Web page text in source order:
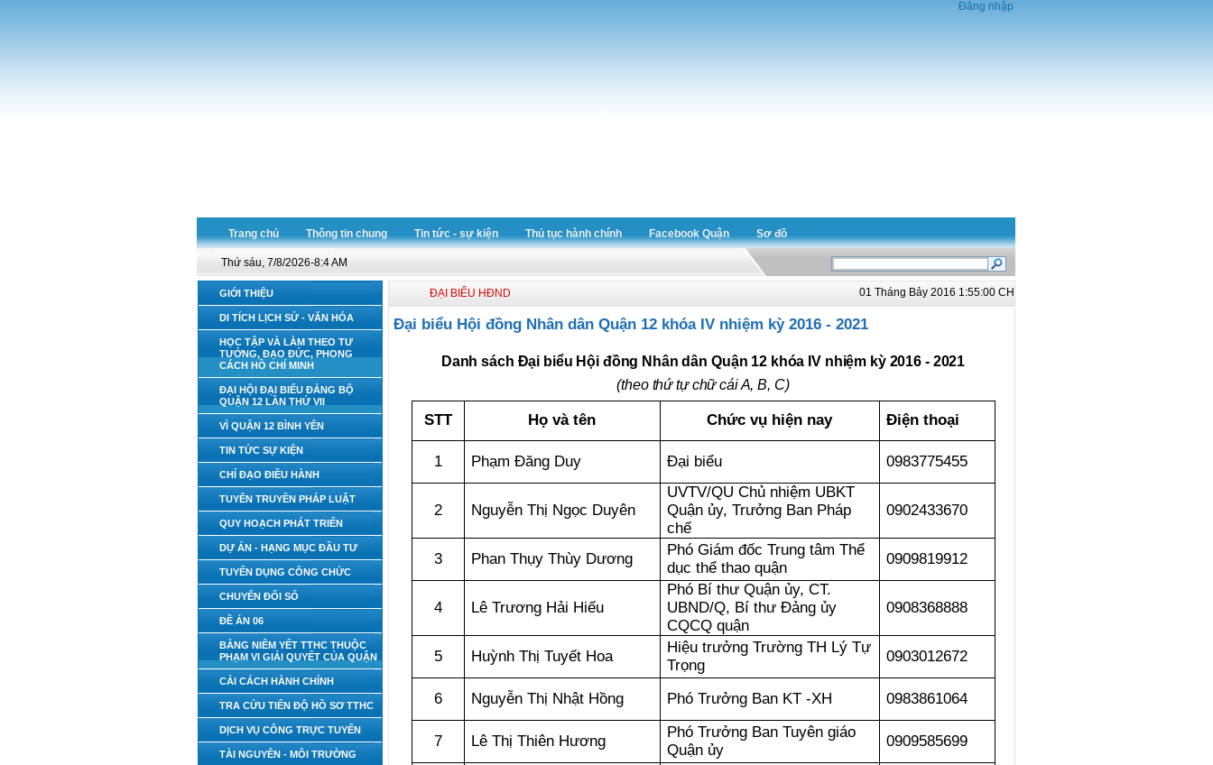
Đăng nhập
Trang chủ Thông tin chung Tin tức - sự kiện Thủ tục hành chính Facebook Quận Sơ đồ
Thứ sáu, 7/8/2026-8:4 AM
GIỚI THIỆU
DI TÍCH LỊCH SỬ - VĂN HÓA
HỌC TẬP VÀ LÀM THEO TƯ
TƯỞNG, ĐẠO ĐỨC, PHONG
CÁCH HỒ CHÍ MINH
ĐẠI HỘI ĐẠI BIỂU ĐẢNG BỘ
QUẬN 12 LẦN THỨ VII
VÌ QUẬN 12 BÌNH YÊN
TIN TỨC SỰ KIỆN
CHỈ ĐẠO ĐIỀU HÀNH
TUYÊN TRUYỀN PHÁP LUẬT
QUY HOẠCH PHÁT TRIỂN
DỰ ÁN - HẠNG MỤC ĐẦU TƯ
TUYỂN DỤNG CÔNG CHỨC
CHUYỂN ĐỔI SỐ
ĐỀ ÁN 06
BẢNG NIÊM YẾT TTHC THUỘC
PHẠM VI GIẢI QUYẾT CỦA QUẬN
CẢI CÁCH HÀNH CHÍNH
TRA CỨU TIẾN ĐỘ HỒ SƠ TTHC
DỊCH VỤ CÔNG TRỰC TUYẾN
TÀI NGUYÊN - MÔI TRƯỜNG
ĐẠI BIỂU HĐND 01 Tháng Bảy 2016 1:55:00 CH
Đại biểu Hội đồng Nhân dân Quận 12 khóa IV nhiệm kỳ 2016 - 2021
Danh sách Đại biểu Hội đồng Nhân dân Quận 12 khóa IV nhiệm kỳ 2016 - 2021
(theo thứ tự chữ cái A, B, C)
STT Họ và tên Chức vụ hiện nay Điện thoại
1 Phạm Đăng Duy Đại biểu 0983775455
2 Nguyễn Thị Ngọc Duyên
UVTV/QU Chủ nhiệm UBKT
Quận ủy, Trưởng Ban Pháp
chế
0902433670
3 Phan Thụy Thùy Dương
Phó Giám đốc Trung tâm Thể
dục thể thao quận
0909819912
4 Lê Trương Hải Hiếu
Phó Bí thư Quận ủy, CT.
UBND/Q, Bí thư Đảng ủy
CQCQ quận
0908368888
5 Huỳnh Thị Tuyết Hoa
Hiệu trưởng Trường TH Lý Tự
Trọng
0903012672
6 Nguyễn Thị Nhật Hồng Phó Trưởng Ban KT -XH 0983861064
7 Lê Thị Thiên Hương
Phó Trưởng Ban Tuyên giáo
Quận ủy
0909585699